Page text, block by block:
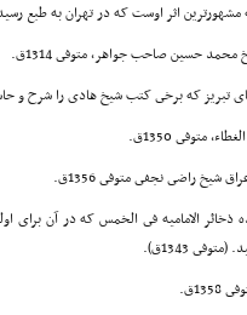
مشهورترین اثر اوست که در تهران به طبع
محمد حسین صاحب جواهر، متوفى 1314ق.
متوفى 1350ق.
شیخ راضى نجفى متوفى 1356ق.
ذخائر الامامیه فى الخمس که در آن براى
1343ق).
1358ق.